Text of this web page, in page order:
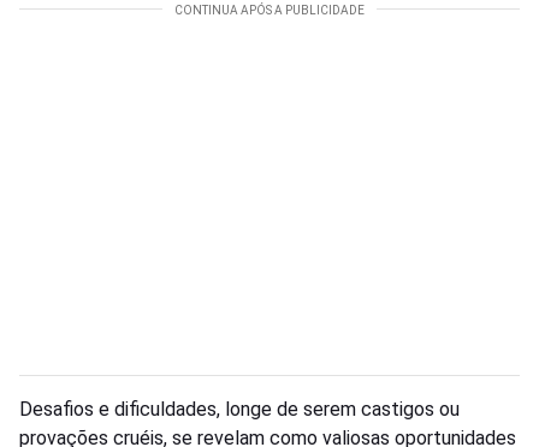
Desafios e dificuldades, longe de serem castigos ou
provações cruéis, se revelam como valiosas oportunidades